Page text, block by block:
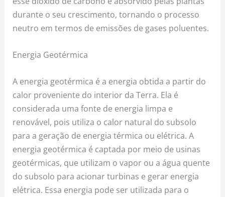
durante o seu crescimento, tornando o processo
neutro em termos de emissões de gases poluentes.
Energia Geotérmica
A energia geotérmica é a energia obtida a partir do
calor proveniente do interior da Terra. Ela é
considerada uma fonte de energia limpa e
renovável, pois utiliza o calor natural do subsolo
para a geração de energia térmica ou elétrica. A
energia geotérmica é captada por meio de usinas
geotérmicas, que utilizam o vapor ou a água quente
do subsolo para acionar turbinas e gerar energia
elétrica. Essa energia pode ser utilizada para o